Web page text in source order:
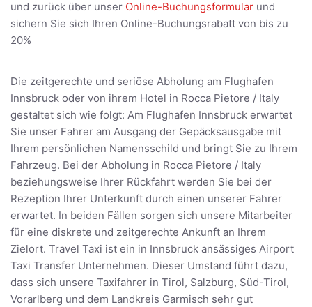
und zurück über unser Online-Buchungsformular und
sichern Sie sich Ihren Online-Buchungsrabatt von bis zu
20%
Die zeitgerechte und seriöse Abholung am Flughafen
Innsbruck oder von ihrem Hotel in Rocca Pietore / Italy
gestaltet sich wie folgt: Am Flughafen Innsbruck erwartet
Sie unser Fahrer am Ausgang der Gepäcksausgabe mit
Ihrem persönlichen Namensschild und bringt Sie zu Ihrem
Fahrzeug. Bei der Abholung in Rocca Pietore / Italy
beziehungsweise Ihrer Rückfahrt werden Sie bei der
Rezeption Ihrer Unterkunft durch einen unserer Fahrer
erwartet. In beiden Fällen sorgen sich unsere Mitarbeiter
für eine diskrete und zeitgerechte Ankunft an Ihrem
Zielort. Travel Taxi ist ein in Innsbruck ansässiges Airport
Taxi Transfer Unternehmen. Dieser Umstand führt dazu,
dass sich unsere Taxifahrer in Tirol, Salzburg, Süd-Tirol,
Vorarlberg und dem Landkreis Garmisch sehr gut